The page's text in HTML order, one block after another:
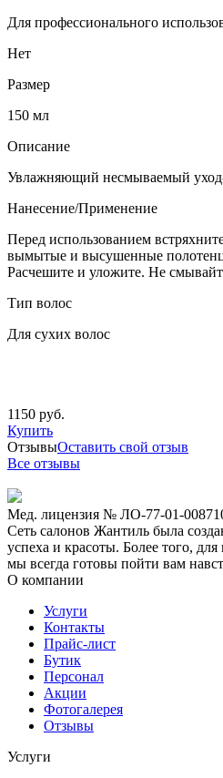
Для профессионального
Нет
Размер
150 мл
Описание
Увлажняющий несмываемый
Нанесение/Применение
Перед использованием
вымытые и высушенные
Расчешите и уложите. Не
Тип волос
Для сухих волос
1150 руб.
Купить
ОтзывыОставить свой отзыв
Все отзывы
Мед. лицензия № ЛО-77-01-
Сеть салонов Жантиль была
успеха и красоты. Более того,
мы всегда готовы пойти вам
О компании
Услуги
Контакты
Прайс-лист
Бутик
Персонал
Акции
Фотогалерея
Отзывы
Услуги